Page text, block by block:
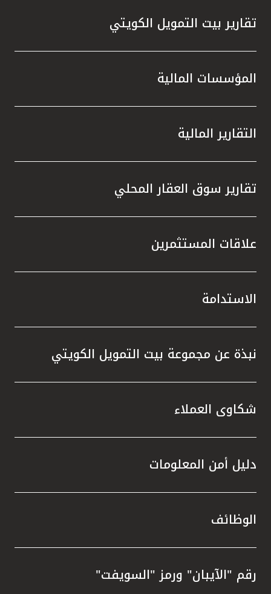
تقارير بيت التمويل الكويتي
المؤسسات المالية
التقارير المالية
تقارير سوق العقار المحلي
علاقات المستثمرين
الاستدامة
نبذة عن مجموعة بيت التمويل الكويتي
شكاوى العملاء
دليل أمن المعلومات
الوظائف
رقم "الآيبان" ورمز "السويفت"